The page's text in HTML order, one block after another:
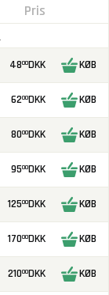
Pris
4800DKK KØB
6200DKK KØB
8000DKK KØB
9500DKK KØB
12500DKK KØB
17000DKK KØB
21000DKK KØB